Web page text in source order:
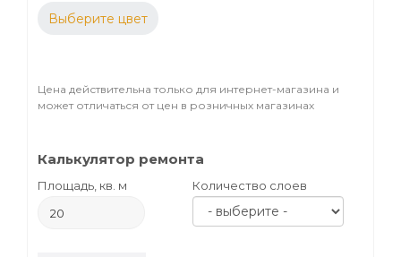
Выберите цвет
Цена действительна только для интернет-магазина и
может отличаться от цен в розничных магазинах
Калькулятор ремонта
Площадь, кв. м Количество слоев